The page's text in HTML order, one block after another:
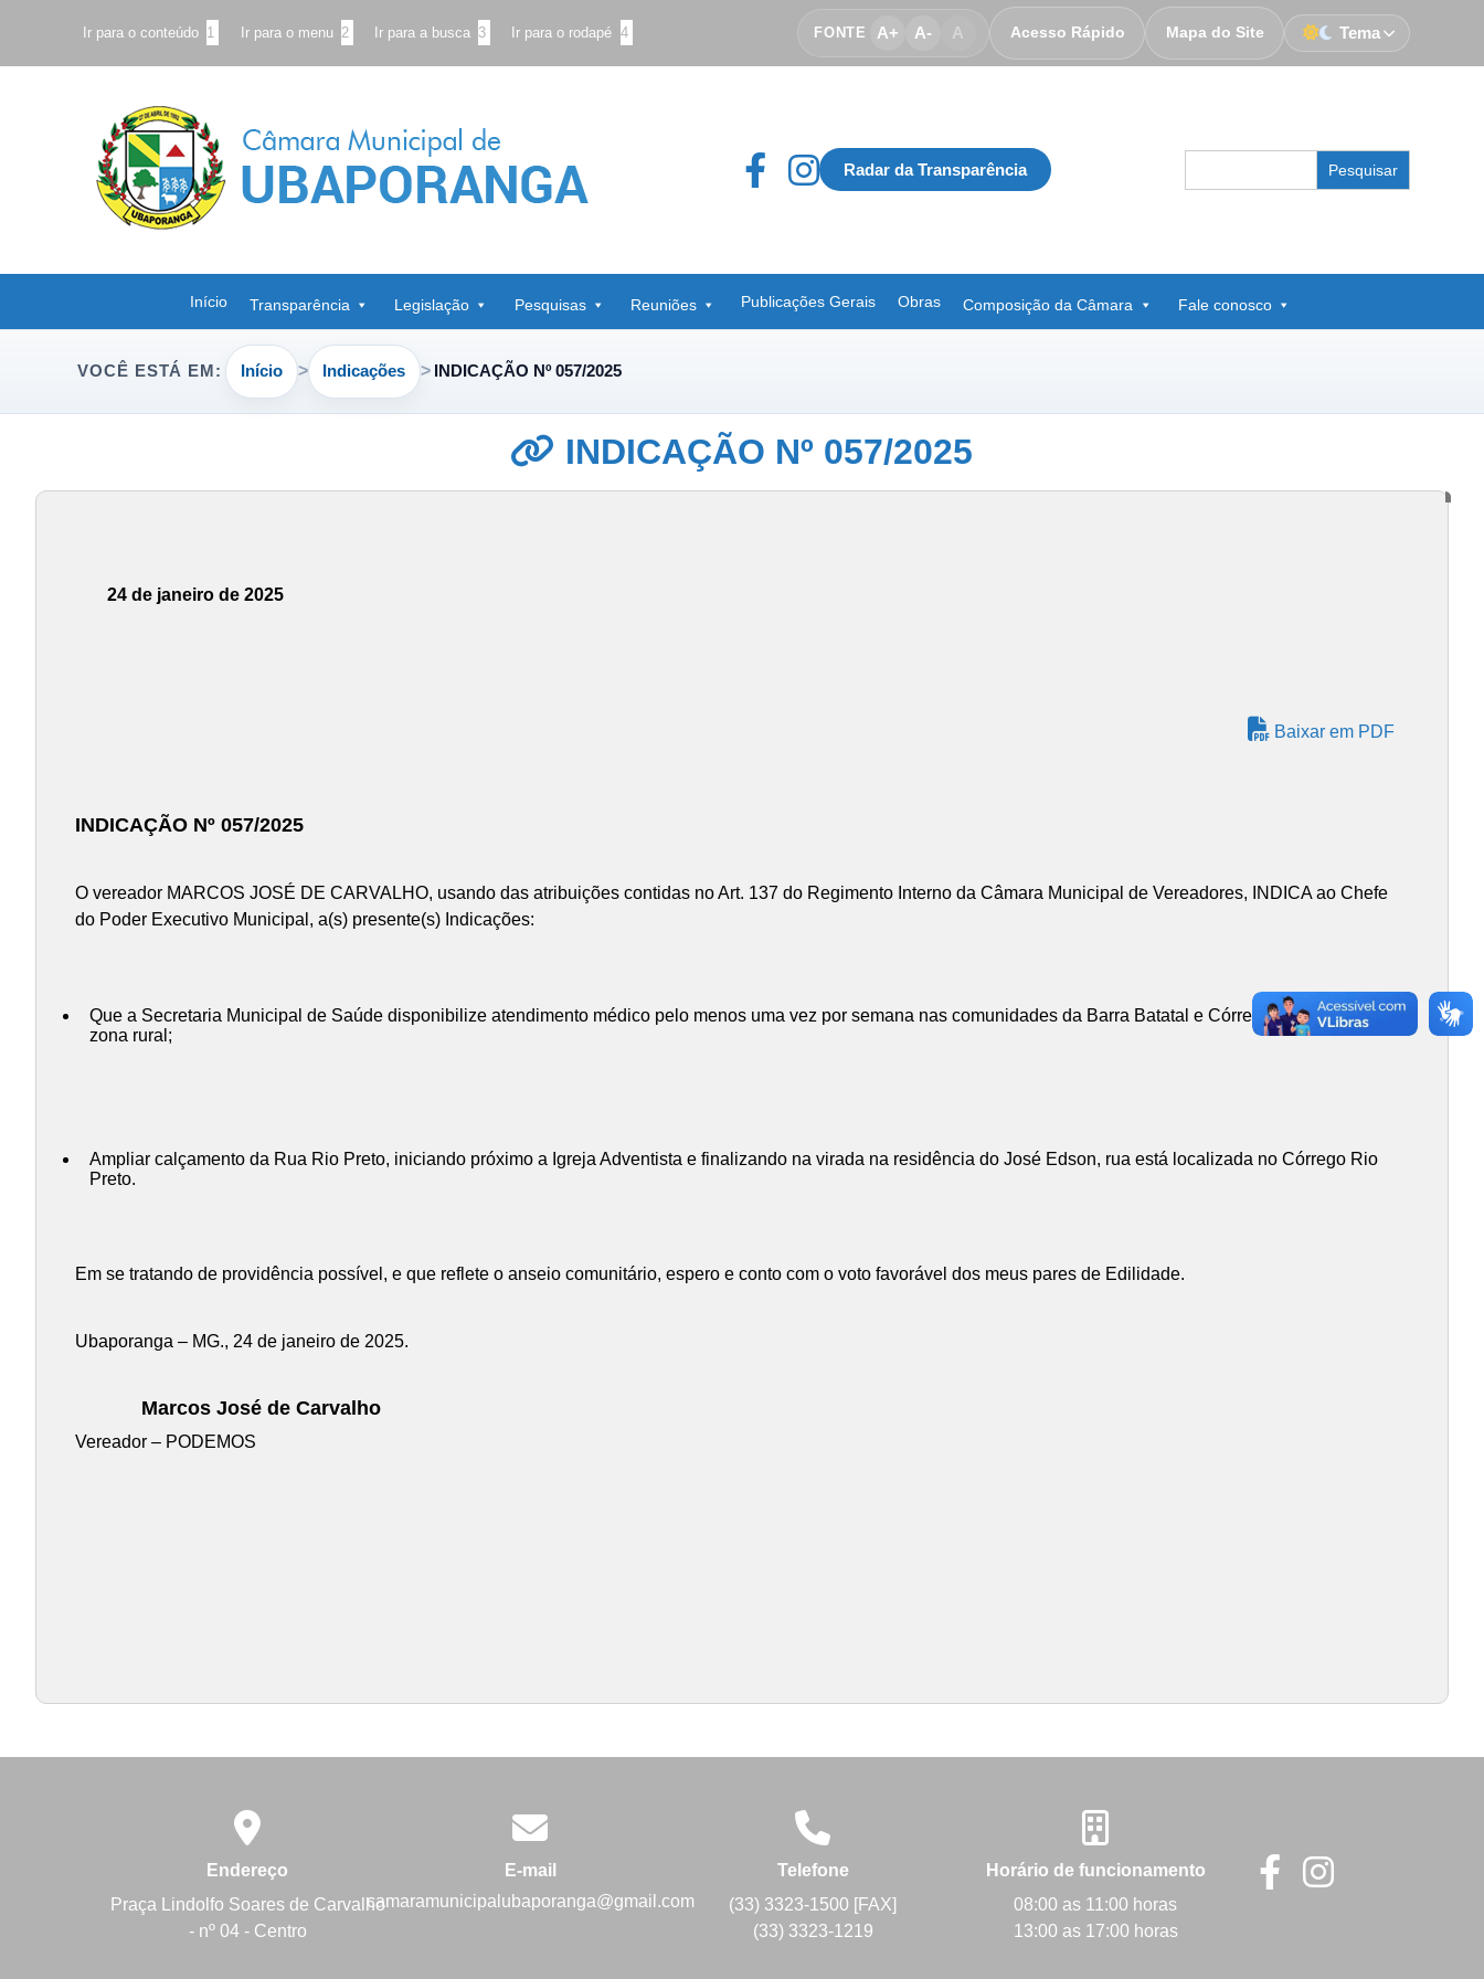
Ir para o conteúdo 1 Ir para o menu 2 Ir para a busca 3 Ir para o rodapé 4 FONTE A+ A- A Acesso Rápido Mapa do Site Tema
Radar da Transparência
for:
Início Transparência Legislação Pesquisas Reuniões Publicações Gerais Obras Composição da Câmara Fale conosco
VOCÊ ESTÁ EM: Início Indicações INDICAÇÃO Nº 057/2025
INDICAÇÃO Nº 057/2025
24 de janeiro de 2025
Baixar em PDF
INDICAÇÃO Nº 057/2025
O vereador MARCOS JOSÉ DE CARVALHO, usando das atribuições contidas no Art. 137 do Regimento Interno da Câmara Municipal de Vereadores, INDICA ao Chefe
do Poder Executivo Municipal, a(s) presente(s) Indicações:
Que a Secretaria Municipal de Saúde disponibilize atendimento médico pelo menos uma vez por semana nas comunidades da Barra Batatal e Córrego Rio Preto,
zona rural;
Ampliar calçamento da Rua Rio Preto, iniciando próximo a Igreja Adventista e finalizando na virada na residência do José Edson, rua está localizada no Córrego Rio
Preto.
Em se tratando de providência possível, e que reflete o anseio comunitário, espero e conto com o voto favorável dos meus pares de Edilidade.
Ubaporanga – MG., 24 de janeiro de 2025.
Marcos José de Carvalho
Vereador – PODEMOS
Endereço
Praça Lindolfo Soares de Carvalho
- nº 04 - Centro
E-mail
camaramunicipalubaporanga@gmail.com
Telefone
(33) 3323-1500 [FAX]
(33) 3323-1219
Horário de funcionamento
08:00 as 11:00 horas
13:00 as 17:00 horas